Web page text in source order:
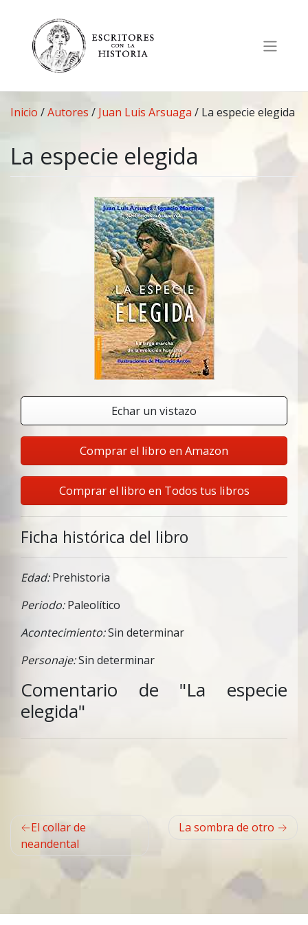
contenido
Inicio /Autores / Juan Luis Arsuaga / La especie elegida
La especie elegida
Echar un vistazo
Comprar el libro en Amazon
Comprar el libro en Todos tus libros
Ficha histórica del libro
Edad:Prehistoria
Periodo:Paleolítico
Acontecimiento:Sin determinar
Personaje:Sin determinar
Comentario de "La especie
elegida"
Navegación
de
entradas
El collar de
neandental
La sombra de otro